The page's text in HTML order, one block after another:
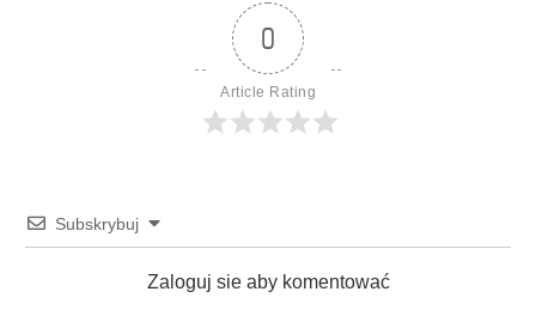
0
Article Rating
Subskrybuj
Zaloguj sie aby komentować